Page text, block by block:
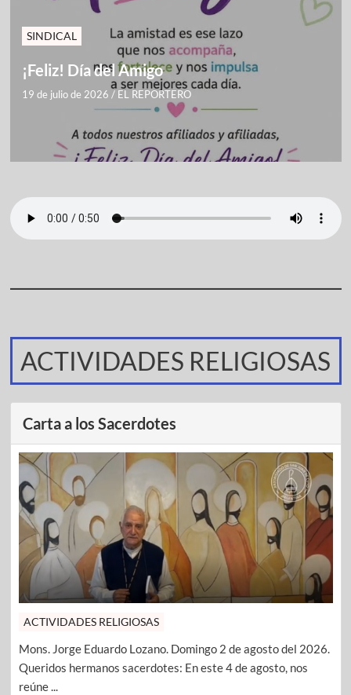
SINDICAL
¡Feliz! Día del Amigo
19 de julio de 2026 / EL REPORTERO
ACTIVIDADES RELIGIOSAS
Carta a los Sacerdotes
ACTIVIDADES RELIGIOSAS
Mons. Jorge Eduardo Lozano. Domingo 2 de agosto del 2026.
Queridos hermanos sacerdotes: En este 4 de agosto, nos
reúne ...